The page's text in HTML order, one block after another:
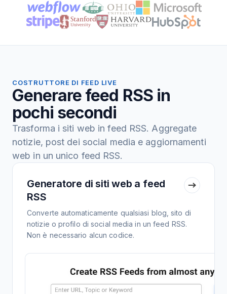
COSTRUTTORE DI FEED LIVE
Generare feed RSS in
pochi secondi
Trasforma i siti web in feed RSS. Aggregate
notizie, post dei social media e aggiornamenti
web in un unico feed RSS.
Generatore di siti web a feed
RSS
Converte automaticamente qualsiasi blog, sito di
notizie o profilo di social media in un feed RSS.
Non è necessario alcun codice.